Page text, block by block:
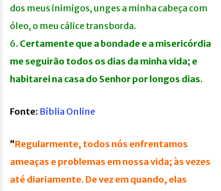
dos meus inimigos, unges a minha cabeça com
óleo, o meu cálice transborda.
6. Certamente que a bondade e a misericórdia
me seguirão todos os dias da minha vida; e
habitarei na casa do Senhor por longos dias.
Fonte: Bíblia Online
“Regularmente, todos nós enfrentamos
ameaças e problemas em nossa vida; às vezes
até diariamente. De vez em quando, elas